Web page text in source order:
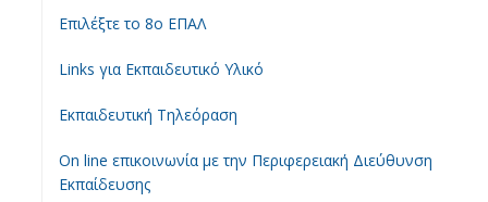
Επιλέξτε το 8ο ΕΠΑΛ
Links για Εκπαιδευτικό Υλικό
Εκπαιδευτική Τηλεόραση
On line επικοινωνία με την Περιφερειακή Διεύθυνση
Εκπαίδευσης